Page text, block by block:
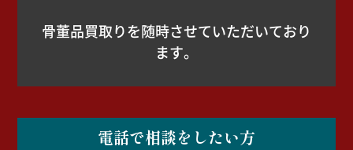
骨董品買取りを随時させていただいており
ます。
電話で相談をしたい方